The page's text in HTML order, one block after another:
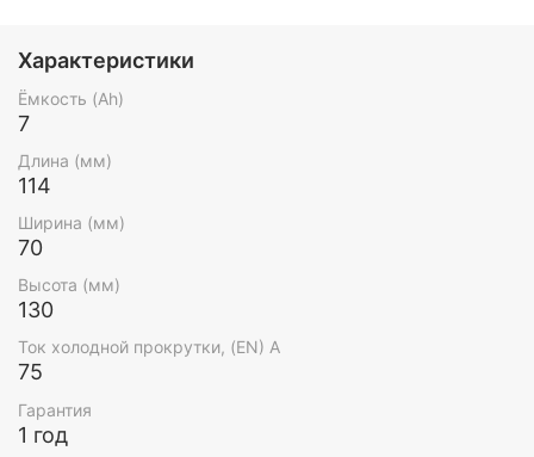
Характеристики
Ёмкость (Ah)
7
Длина (мм)
114
Ширина (мм)
70
Высота (мм)
130
Ток холодной прокрутки, (EN) А
75
Гарантия
1 год